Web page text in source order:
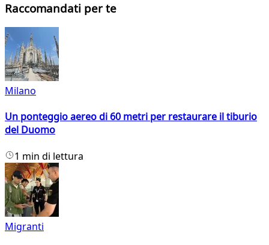
Raccomandati per te
Milano
Un ponteggio aereo di 60 metri per restaurare il tiburio
del Duomo
1 min di lettura
Migranti